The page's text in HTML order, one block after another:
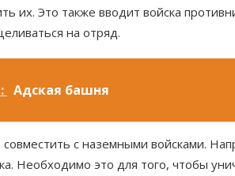
их. Это также вводит войска
на отряд.
Адская башня
с наземными войсками.
Необходимо это для того, чтобы